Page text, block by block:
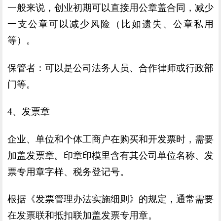
一般来说，创业初期可以直接用公章盖合同，减少
一支公章可以减少风险（比如遗失、公章私用
等）。
保管者：可以是公司法务人员、合作律师或行政部
门等。
4、发票章
企业、单位和个体工商户在购买和开发票时，需要
加盖发票章。印章印模里含有其公司单位名称、发
票专用章字样、税务登记号。
根据《发票管理办法实施细则》的规定，通常需要
在发票联和抵扣联加盖发票专用章。